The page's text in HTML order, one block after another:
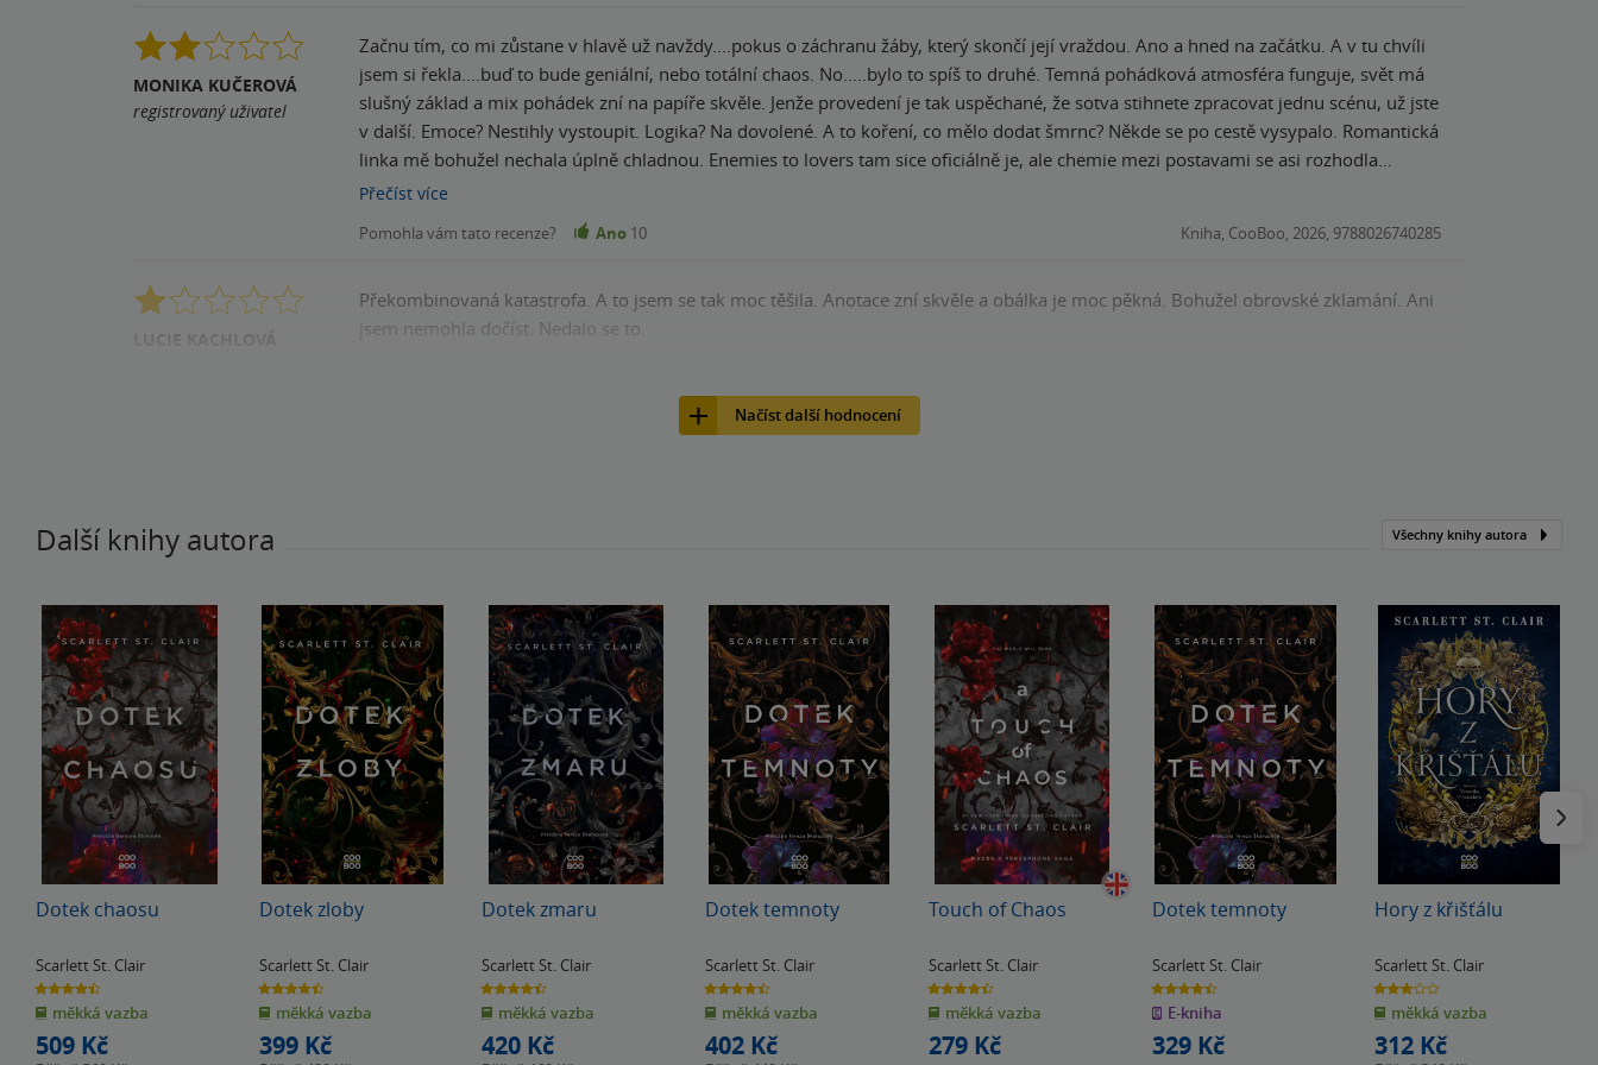
MONIKA KUČEROVÁ
registrovaný uživatel
Začnu tím, co mi zůstane v hlavě už navždy....pokus o záchranu žáby, který skončí její vraždou. Ano a hned na začátku. A v tu chvíli
jsem si řekla....buď to bude geniální, nebo totální chaos. No…..bylo to spíš to druhé. Temná pohádková atmosféra funguje, svět má
slušný základ a mix pohádek zní na papíře skvěle. Jenže provedení je tak uspěchané, že sotva stihnete zpracovat jednu scénu, už jste
v další. Emoce? Nestihly vystoupit. Logika? Na dovolené. A to koření, co mělo dodat šmrnc? Někde se po cestě vysypalo. Romantická
linka mě bohužel nechala úplně chladnou. Enemies to lovers tam sice oficiálně je, ale chemie mezi postavami se asi rozhodla
nepřijít. Gesela měla být drsná a chytrá, místo toho jsem na ni chtěla občas křičet. A Casamir…..necharismatická bestie, ale
bez označení kapitol je matoucí, vedlejší postavy jsou zapomenutelné a děj je takový pohádkový mix všeho možného, zajímavý na
mělo vypadat celou dobu. Škoda, že jsme se tam dostali až tak pozdě. Celkově jsem po dočtení zůstala spíš rozpačitá než nadšená.
Obrovský potenciál, průměrné provedení. Ne špatné, ne skvělé… prostě 2,5 hvězdy a lehce zvednuté obočí.
Přečíst více
Pomohla vám tato recenze? Ano 10 Kniha, CooBoo, 2026, 9788026740285
LUCIE KACHLOVÁ
Překombinovaná katastrofa. A to jsem se tak moc těšila. Anotace zní skvěle a obálka je moc pěkná. Bohužel obrovské zklamání. Ani
jsem nemohla dočíst. Nedalo se to.
Načíst další hodnocení
Další knihy autora Všechny knihy autora
Dotek chaosu
Scarlett St. Clair
4.4
z
5
hvězdiček
měkká vazba
509 Kč
Dotek zloby
Scarlett St. Clair
4.5
z
5
hvězdiček
měkká vazba
399 Kč
Dotek zmaru
Scarlett St. Clair
4.5
z
5
hvězdiček
měkká vazba
420 Kč
Dotek temnoty
Scarlett St. Clair
4.5
z
5
hvězdiček
měkká vazba
402 Kč
Touch of Chaos
Scarlett St. Clair
4.4
z
5
hvězdiček
měkká vazba
279 Kč
Dotek temnoty
Scarlett St. Clair
4.5
z
5
hvězdiček
E-kniha
329 Kč
Hory z křišťálu
Scarlett St. Clair
2.9
z
5
hvězdiček
měkká vazba
312 Kč